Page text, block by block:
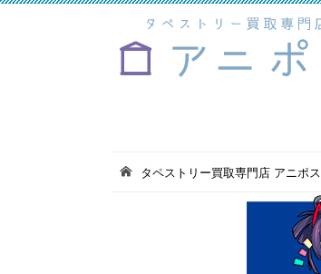
タペストリー買取専門店 アニポス